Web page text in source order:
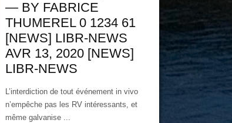
— BY FABRICE
THUMEREL 0 1234 61
[NEWS] LIBR-NEWS
AVR 13, 2020 [NEWS]
LIBR-NEWS
L’interdiction de tout événement in vivo
n’empêche pas les RV intéressants, et
même galvanise ...